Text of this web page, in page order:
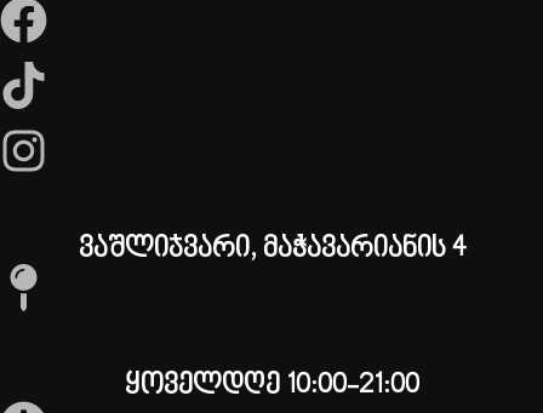
ვაშლიჯვარი, მაჭავარიანის 4
ყოველდღე 10:00-21:00